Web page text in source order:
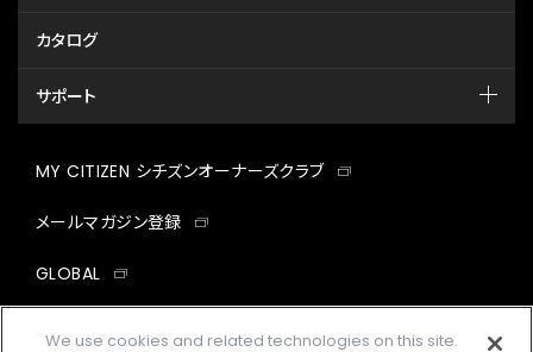
カタログ
サポート
MY CITIZEN シチズンオーナーズクラブ
メールマガジン登録
GLOBAL
facebookinstagramtwitter
We use cookies and related technologies on this site.